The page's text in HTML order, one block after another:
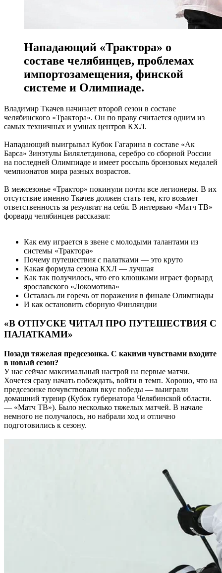
Нападающий «Трактора» о
составе челябинцев, проблемах
импортозамещения, финской
системе и Олимпиаде.
Владимир Ткачев начинает второй сезон в составе
челябинского «Трактора». Он по праву считается одним из
самых техничных и умных центров КХЛ.
Нападающий выигрывал Кубок Гагарина в составе «Ак
Барса» Зинэтулы Билялетдинова, серебро со сборной России
на последней Олимпиаде и имеет россыпь бронзовых медалей
чемпионатов мира разных возрастов.
В межсезонье «Трактор» покинули почти все легионеры. В их
отсутствие именно Ткачев должен стать тем, кто возьмет
ответственность за результат на себя. В интервью «Матч ТВ»
форвард челябинцев рассказал:
Как ему играется в звене с молодыми талантами из
системы «Трактора»
Почему путешествия с палатками — это круто
Какая формула сезона КХЛ — лучшая
Как так получилось, что его клюшками играет форвард
ярославского «Локомотива»
Осталась ли горечь от поражения в финале Олимпиады
И как остановить сборную Финляндии
«В ОТПУСКЕ ЧИТАЛ ПРО ПУТЕШЕСТВИЯ С
ПАЛАТКАМИ»
Позади тяжелая предсезонка. С какими чувствами входите
в новый сезон?
У нас сейчас максимальный настрой на первые матчи.
Хочется сразу начать побеждать, войти в темп. Хорошо, что на
предсезонке почувствовали вкус победы — выиграли
домашний турнир (Кубок губернатора Челябинской области.
— «Матч ТВ»). Было несколько тяжелых матчей. В начале
немного не получалось, но набрали ход и отлично
подготовились к сезону.